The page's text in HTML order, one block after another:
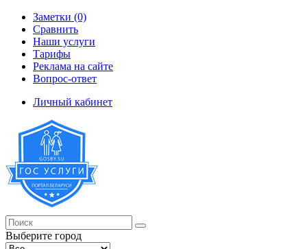
Заметки (0)
Сравнить
Наши услуги
Тарифы
Реклама на сайте
Вопрос-ответ
Личный кабинет
Выберите город